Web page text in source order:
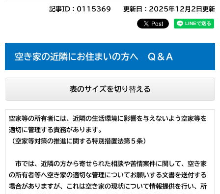
記事ID：0115369 更新日：2025年12月2日更新
空き家の近隣にお住まいの方へ Ｑ＆Ａ
表のサイズを切り替える
空家等の所有者には、近隣の生活環境に影響を与えないよう空家等を
適切に管理する責務があります。
（空家等対策の推進に関する特別措置法第５条）
市では、近隣の方から寄せられた相談や苦情案件に関して、空き家
の所有者等へ空き家の適切な管理についてお願いする文書を送付する
場合がありますが、これは空き家の現状について情報提供を行い、所